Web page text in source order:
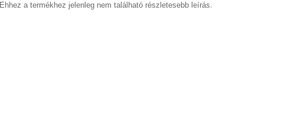
Ehhez a termékhez jelenleg nem található részletesebb leírás.